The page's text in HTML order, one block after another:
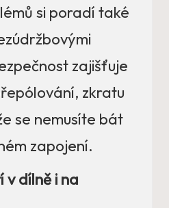
si poradí také
zajišťuje
zkratu
se nemusíte bát
zapojení.
v dílně i na